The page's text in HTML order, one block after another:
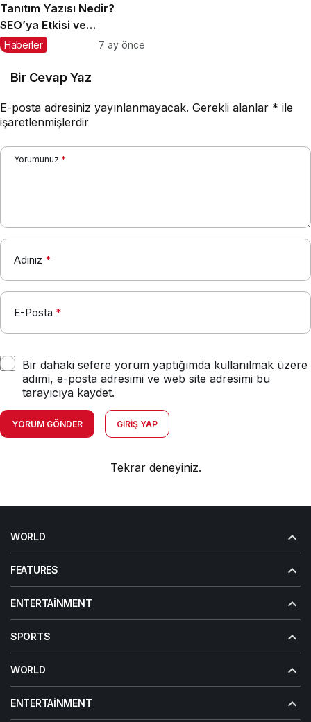
Tanıtım Yazısı Nedir?
SEO’ya Etkisi ve
Avantajları
Haberler 7 ay önce
Bir Cevap Yaz
E-posta adresiniz yayınlanmayacak. Gerekli alanlar * ile
işaretlenmişlerdir
Yorumunuz *
Adınız *
E-Posta *
Bir dahaki sefere yorum yaptığımda kullanılmak üzere
adımı, e-posta adresimi ve web site adresimi bu
tarayıcıya kaydet.
YORUM GÖNDER GIRIŞ YAP
Tekrar deneyiniz.
WORLD
FEATURES
ENTERTAINMENT
SPORTS
WORLD
ENTERTAINMENT